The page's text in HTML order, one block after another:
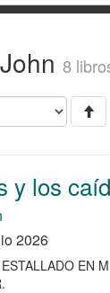
8
y los
2026
EN